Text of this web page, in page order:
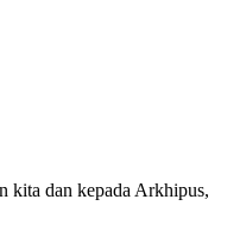
kita dan kepada Arkhipus,